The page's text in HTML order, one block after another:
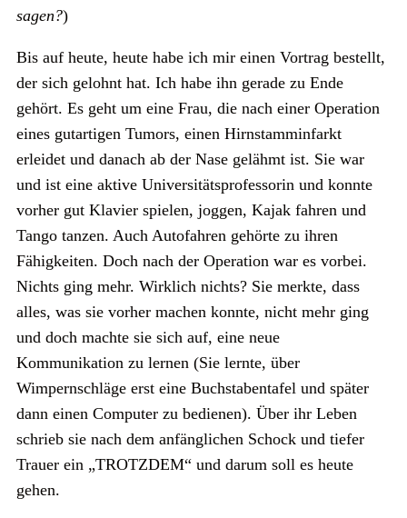
sagen?)
Bis auf heute, heute habe ich mir einen Vortrag bestellt,
der sich gelohnt hat. Ich habe ihn gerade zu Ende
gehört. Es geht um eine Frau, die nach einer Operation
eines gutartigen Tumors, einen Hirnstamminfarkt
erleidet und danach ab der Nase gelähmt ist. Sie war
und ist eine aktive Universitätsprofessorin und konnte
vorher gut Klavier spielen, joggen, Kajak fahren und
Tango tanzen. Auch Autofahren gehörte zu ihren
Fähigkeiten. Doch nach der Operation war es vorbei.
Nichts ging mehr. Wirklich nichts? Sie merkte, dass
alles, was sie vorher machen konnte, nicht mehr ging
und doch machte sie sich auf, eine neue
Kommunikation zu lernen (Sie lernte, über
Wimpernschläge erst eine Buchstabentafel und später
dann einen Computer zu bedienen). Über ihr Leben
schrieb sie nach dem anfänglichen Schock und tiefer
Trauer ein „TROTZDEM“ und darum soll es heute
gehen.